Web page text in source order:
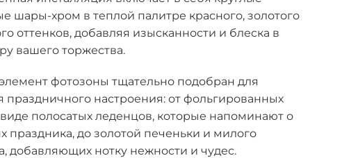
шары-хром в теплой палитре красного, золотого
оттенков, добавляя изысканности и блеска в
вашего торжества.
фотозоны тщательно подобран для
праздничного настроения: от фольгированных
полосатых леденцов, которые напоминают о
праздника, до золотой печеньки и милого
добавляющих нотку нежности и чудес.